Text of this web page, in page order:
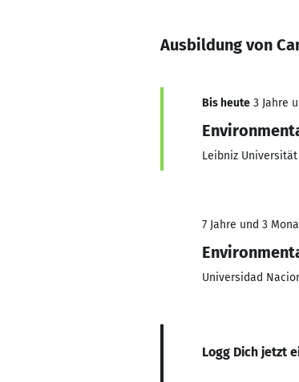
Ausbildung von
Bis heute 3 Jahre
Leibniz
7 Jahre und 3
Universidad
Logg Dich jetzt